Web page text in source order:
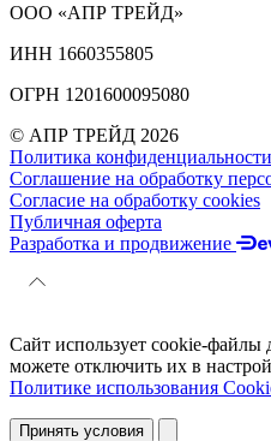
ООО «АПР ТРЕЙД»
ИНН 1660355805
ОГРН 1201600095080
© АПР ТРЕЙД 2026
Политика конфиденциальности
Соглашение на обработку
Согласие на обработку cookies
Публичная оферта
Разработка и продвижение
Сайт использует cookie-файлы
можете отключить их в
Политике использования
Принять условия